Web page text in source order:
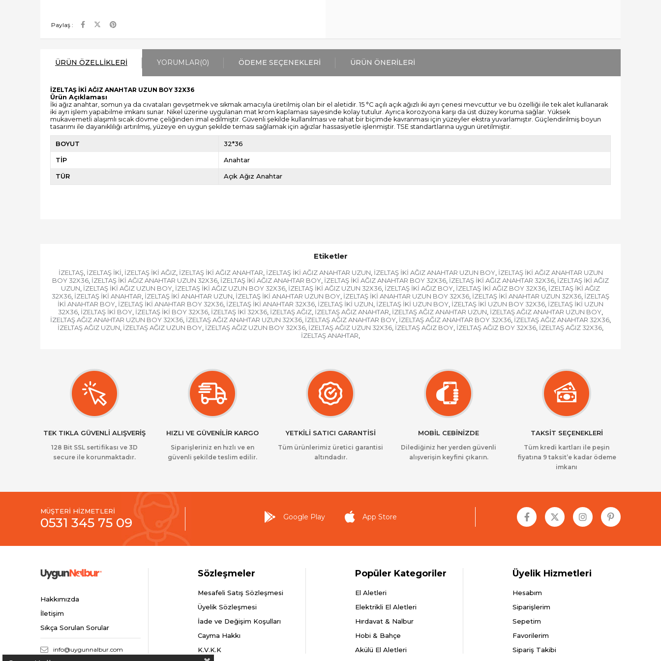
Paylaş :
ÜRÜN ÖZELLIKLERI YORUMLAR(0) ÖDEME SEÇENEKLERI ÜRÜN ÖNERILERI
İZELTAŞ İKİ AĞIZ ANAHTAR UZUN BOY 32X36
Ürün Açıklaması
İki ağız anahtar, somun ya da cıvataları gevşetmek ve sıkmak amacıyla üretilmiş olan bir el aletidir. 15 °C açılı açık ağızlı iki ayrı çenesi mevcuttur ve bu özelliği iletek alet kullanarak
iki ayrı işlem yapabilme imkanı sunar. Nikel üzerine uygulanan mat krom kaplaması sayesinde kolay tutulur. Ayrıca korozyona karşı da üst düzey koruma sağlar. Yüksek
mukavemetli alaşımlı sıcak dövme çeliğinden imal edilmiştir. Güvenli şekilde kullanılması ve rahat bir biçimde kavranması için yüzeyler ekstra yuvarlamıştır. Güçlendirilmiş boyun
tasarımı ile dayanıklılığı artırılmış, yüzeye en uygun şekilde teması sağlamak için ağızlar hassasiyetle işlenmiştir. TSE standartlarına uygun üretilmiştir.
BOYUT 32*36
TİP Anahtar
TÜR Açık Ağız Anahtar
Etiketler
İZELTAŞ, İZELTAŞ İKİ, İZELTAŞ İKİ AĞIZ, İZELTAŞ İKİ AĞIZ ANAHTAR, İZELTAŞ İKİ AĞIZ ANAHTAR UZUN, İZELTAŞ İKİ AĞIZ ANAHTAR UZUN BOY, İZELTAŞ İKİ AĞIZ ANAHTAR UZUN
BOY 32X36, İZELTAŞ İKİ AĞIZ ANAHTAR UZUN 32X36, İZELTAŞ İKİ AĞIZ ANAHTAR BOY, İZELTAŞ İKİ AĞIZ ANAHTAR BOY 32X36, İZELTAŞ İKİ AĞIZ ANAHTAR 32X36, İZELTAŞ İKİ AĞIZ
UZUN, İZELTAŞ İKİ AĞIZ UZUN BOY, İZELTAŞ İKİ AĞIZ UZUN BOY 32X36, İZELTAŞ İKİ AĞIZ UZUN 32X36, İZELTAŞ İKİ AĞIZ BOY, İZELTAŞ İKİ AĞIZ BOY 32X36, İZELTAŞ İKİ AĞIZ
32X36, İZELTAŞ İKİ ANAHTAR, İZELTAŞ İKİ ANAHTAR UZUN, İZELTAŞ İKİ ANAHTAR UZUN BOY, İZELTAŞ İKİ ANAHTAR UZUN BOY 32X36, İZELTAŞ İKİ ANAHTAR UZUN 32X36, İZELTAŞ
İKİ ANAHTAR BOY, İZELTAŞ İKİ ANAHTAR BOY 32X36, İZELTAŞ İKİ ANAHTAR 32X36, İZELTAŞ İKİ UZUN, İZELTAŞ İKİ UZUN BOY, İZELTAŞ İKİ UZUN BOY 32X36, İZELTAŞ İKİ UZUN
32X36, İZELTAŞ İKİ BOY, İZELTAŞ İKİ BOY 32X36, İZELTAŞ İKİ 32X36, İZELTAŞ AĞIZ, İZELTAŞ AĞIZ ANAHTAR, İZELTAŞ AĞIZ ANAHTAR UZUN, İZELTAŞ AĞIZ ANAHTAR UZUN BOY,
İZELTAŞ AĞIZ ANAHTAR UZUN BOY 32X36, İZELTAŞ AĞIZ ANAHTAR UZUN 32X36, İZELTAŞ AĞIZ ANAHTAR BOY, İZELTAŞ AĞIZ ANAHTAR BOY 32X36, İZELTAŞ AĞIZ ANAHTAR 32X36,
İZELTAŞ AĞIZ UZUN, İZELTAŞ AĞIZ UZUN BOY, İZELTAŞ AĞIZ UZUN BOY 32X36, İZELTAŞ AĞIZ UZUN 32X36, İZELTAŞ AĞIZ BOY, İZELTAŞ AĞIZ BOY 32X36, İZELTAŞ AĞIZ 32X36,
İZELTAŞ ANAHTAR,
TEK TIKLA GÜVENLİ ALIŞVERİŞ
128 Bit SSL sertifikası ve 3D
secure ile korunmaktadır.
HIZLI VE GÜVENİLİR KARGO
Siparişleriniz en hızlı ve en
güvenli şekilde teslim edilir.
YETKİLİ SATICI GARANTİSİ
Tüm ürünlerimiz üretici garantisi
altındadır.
MOBİL CEBİNİZDE
Dilediğiniz her yerden güvenli
alışverişin keyfini çıkarın.
TAKSİT SEÇENEKLERİ
Tüm kredi kartları ile peşin
fiyatına 9 taksit’e kadar ödeme
imkanı
MÜŞTERİ HİZMETLERİ
0531 345 75 09 Google Play App Store
Hakkımızda
İletişim
Sıkça Sorulan Sorular
info@uygunnalbur.com
Sözleşmeler
Mesafeli Satış Sözleşmesi
Üyelik Sözleşmesi
İade ve Değişim Koşulları
Cayma Hakkı
K.V.K.K
Popüler Kategoriler
El Aletleri
Elektrikli El Aletleri
Hırdavat & Nalbur
Hobi & Bahçe
Akülü El Aletleri
Üyelik Hizmetleri
Hesabım
Siparişlerim
Sepetim
Favorilerim
Sipariş Takibi